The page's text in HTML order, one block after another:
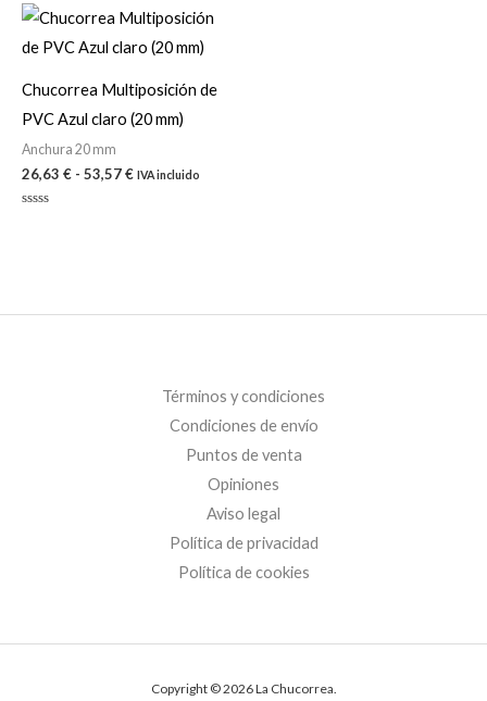
de
5
Chucorrea Multiposición de
PVC Azul claro (20 mm)
Anchura 20 mm
26,63 € - 53,57€
Rango
de
precios:
26,63 €
hasta
53,57 €
IVA incluido
Términos y condiciones
Condiciones de envío
Puntos de venta
Opiniones
Aviso legal
Política de privacidad
Política de cookies
Copyright © 2026 La Chucorrea.